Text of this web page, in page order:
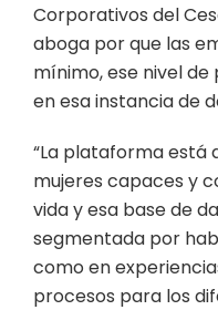
Corporativos del
aboga por que las
mínimo, ese nivel
en esa instancia de
“La plataforma está
mujeres capaces y
vida y esa base de
segmentada por
como en
procesos para los